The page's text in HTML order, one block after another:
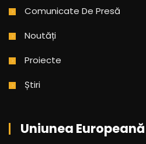
Comunicate De Presă
Noutăți
Proiecte
Știri
Uniunea Europeană